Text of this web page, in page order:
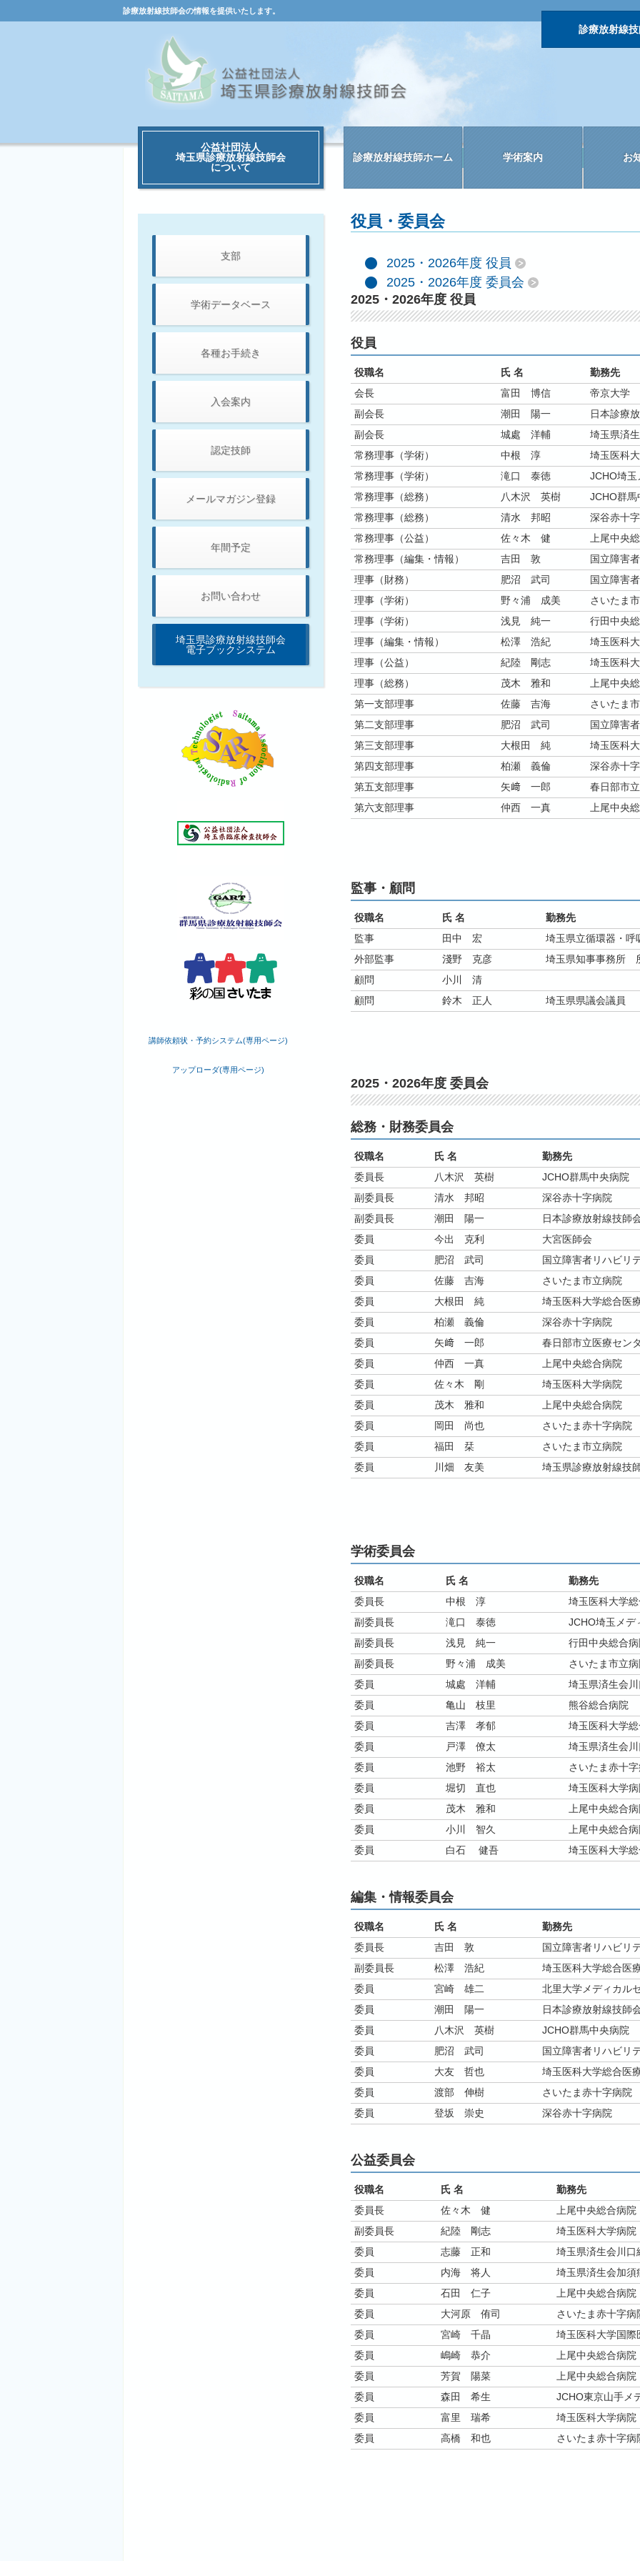
診療放射線技師会の情報を提供いたします。
診療放射線
診療放射線技師ホーム 学術案内 お
役員・委員会
2025・2026年度 役員
2025・2026年度 委員会
2025・2026年度 役員
役員
役職名 氏 名
勤務先
会長
富田 博信
帝京大学
副会長
潮田 陽一
日本診療
副会長
城處 洋輔
埼玉県済
常務理事（学術）
中根 淳
埼玉医科
常務理事（学術）
滝口 泰徳
JCHO埼玉
常務理事（総務）
八木沢 英樹
JCHO群馬
常務理事（総務）
清水 邦昭
深谷赤十
常務理事（公益）
佐々木 健
上尾中央
常務理事（編集・情報）
吉田 敦
国立障害
理事（財務）
肥沼 武司
国立障害
理事（学術）
野々浦 成美
さいたま
理事（学術）
浅見 純一
行田中央
理事（編集・情報）
松澤 浩紀
埼玉医科
理事（公益）
紀陸 剛志
埼玉医科
理事（総務）
茂木 雅和
上尾中央
第一支部理事
佐藤 吉海
さいたま
第二支部理事
肥沼 武司
国立障害
第三支部理事
大根田 純
埼玉医科
第四支部理事
柏瀬 義倫
深谷赤十
第五支部理事
矢﨑 一郎
春日部市
第六支部理事
仲西 一真 上尾中央
監事・顧問
役職名 氏 名
勤務先
監事
田中 宏
埼玉県立循環器・呼
外部監事
淺野 克彦
埼玉県知事事務所
顧問
小川 清
顧問
鈴木 正人 埼玉県県議会議員
2025・2026年度 委員会
総務・財務委員会
役職名 氏 名
勤務先
委員長
八木沢 英樹
JCHO群馬中央病院
副委員長
清水 邦昭
深谷赤十字病院
副委員長
潮田 陽一
日本診療放射線技師
委員
今出 克利
大宮医師会
委員
肥沼 武司
国立障害者リハビリ
委員
佐藤 吉海
さいたま市立病院
委員
大根田 純
埼玉医科大学総合医
委員
柏瀬 義倫
深谷赤十字病院
委員
矢﨑 一郎
春日部市立医療セン
委員
仲西 一真
上尾中央総合病院
委員
佐々木 剛
埼玉医科大学病院
委員
茂木 雅和
上尾中央総合病院
委員
岡田 尚也
さいたま赤十字病院
委員
福田 栞
さいたま市立病院
委員
川畑 友美 埼玉県診療放射線技
学術委員会
役職名 氏 名
勤務先
委員長
中根 淳
埼玉医科大学
副委員長
滝口 泰徳
JCHO埼玉メデ
副委員長
浅見 純一
行田中央総合病
副委員長
野々浦 成美
さいたま市立病
委員
城處 洋輔
埼玉県済生会
委員
亀山 枝里
熊谷総合病院
委員
吉澤 孝郁
埼玉医科大学
委員
戸澤 僚太
埼玉県済生会
委員
池野 裕太
さいたま赤十
委員
堀切 直也
埼玉医科大学病
委員
茂木 雅和
上尾中央総合
委員
小川 智久
上尾中央総合
委員
白石 健吾 埼玉医科大学
編集・情報委員会
役職名 氏 名
勤務先
委員長
吉田 敦
国立障害者リハビリ
副委員長
松澤 浩紀
埼玉医科大学総合医
委員
宮崎 雄二
北里大学メディカル
委員
潮田 陽一
日本診療放射線技師
委員
八木沢 英樹
JCHO群馬中央病院
委員
肥沼 武司
国立障害者リハビリ
委員
大友 哲也
埼玉医科大学総合医
委員
渡部 伸樹
さいたま赤十字病院
委員
登坂 崇史 深谷赤十字病院
公益委員会
役職名 氏 名
勤務先
委員長
佐々木 健
上尾中央総合病院
副委員長
紀陸 剛志
埼玉医科大学病院
委員
志藤 正和
埼玉県済生会川口
委員
内海 将人
埼玉県済生会加須
委員
石田 仁子
上尾中央総合病院
委員
大河原 侑司
さいたま赤十字病
委員
宮崎 千晶
埼玉医科大学国際
委員
嶋崎 恭介
上尾中央総合病院
委員
芳賀 陽菜
上尾中央総合病院
委員
森田 希生
JCHO東京山手メ
委員
富里 瑞希
埼玉医科大学病院
委員
高橋 和也 さいたま赤十字病
公益社団法人
埼玉県診療放射線技師会
について
支部
学術データベース
各種お手続き
入会案内
認定技師
メールマガジン登録
年間予定
お問い合わせ
埼玉県診療放射線技師会
電子ブックシステム
講師依頼状・予約システム(専用ページ)
アップローダ(専用ページ)